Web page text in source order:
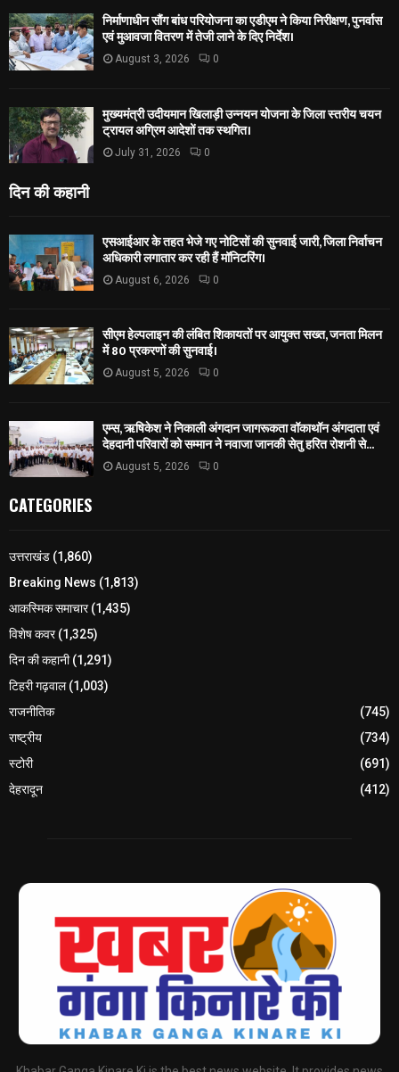
निर्माणाधीन सौंग बांध परियोजना का एडीएम ने किया निरीक्षण, पुनर्वास
एवं मुआवजा वितरण में तेजी लाने के दिए निर्देश।
August 3, 2026 0
मुख्यमंत्री उदीयमान खिलाड़ी उन्नयन योजना के जिला स्तरीय चयन
ट्रायल अग्रिम आदेशों तक स्थगित।
July 31, 2026 0
दिन की कहानी
एसआईआर के तहत भेजे गए नोटिसों की सुनवाई जारी, जिला निर्वाचन
अधिकारी लगातार कर रही हैं मॉनिटरिंग।
August 6, 2026 0
सीएम हेल्पलाइन की लंबित शिकायतों पर आयुक्त सख्त, जनता मिलन
में 80 प्रकरणों की सुनवाई।
August 5, 2026 0
एम्स, ऋषिकेश ने निकाली अंगदान जागरूकता वॉकाथॉन अंगदाता एवं
देहदानी परिवारों को सम्मान ने नवाजा जानकी सेतु हरित रोशनी से...
August 5, 2026 0
CATEGORIES
उत्तराखंड (1,860)
Breaking News (1,813)
आकस्मिक समाचार(1,435)
विशेष कवर(1,325)
दिन की कहानी(1,291)
टिहरी गढ़वाल(1,003)
राजनीतिक
(745)
राष्ट्रीय
(734)
स्टोरी
(691)
देहरादून
(412)